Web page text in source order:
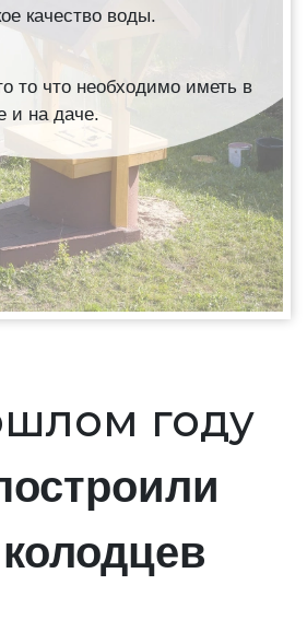
качество воды.
то что необходимо иметь в
и на даче.
году